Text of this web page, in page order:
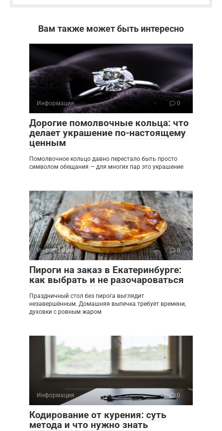
Вам также может быть интересно
Информация 0
Дорогие помолвочные кольца: что
делает украшение по-настоящему
ценным
Помолвочное кольцо давно перестало быть просто
символом обещания — для многих пар это украшение
Информация 0
Пироги на заказ в Екатеринбурге:
как выбрать и не разочароваться
Праздничный стол без пирога выглядит
незавершённым. Домашняя выпечка требует времени,
духовки с ровным жаром
Информация 0
Кодирование от курения: суть
метода и что нужно знать